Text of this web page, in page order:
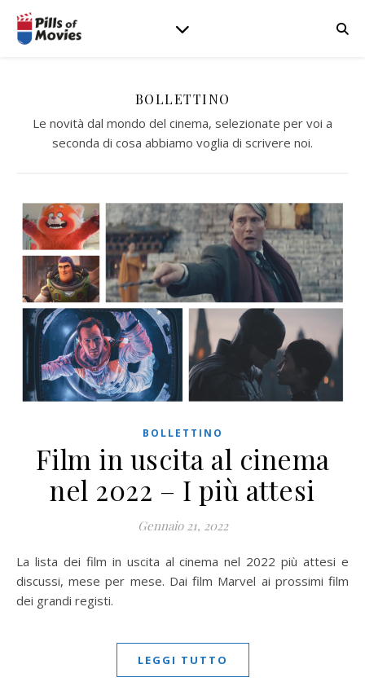
BOLLETTINO
Le novità dal mondo del cinema, selezionate per voi a
seconda di cosa abbiamo voglia di scrivere noi.
BOLLETTINO
Film in uscita al cinema
nel 2022 – I più attesi
Gennaio 21, 2022
La lista dei film in uscita al cinema nel 2022 più attesi e
discussi, mese per mese. Dai film Marvel ai prossimi film
dei grandi registi.
LEGGI TUTTO